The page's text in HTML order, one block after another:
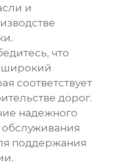
и
что
широкий
соответствует
дорог.
надежного
обслуживания
поддержания